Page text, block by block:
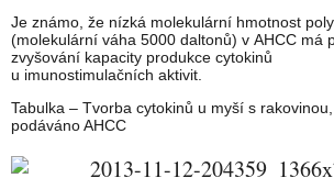
Je známo, že nízká molekulární hmotnost
(molekulární váha 5000 daltonů) v AHCC má
zvyšování kapacity produkce cytokinů
u imunostimulačních aktivit.
Tabulka – Tvorba cytokinů u myší s
podáváno AHCC